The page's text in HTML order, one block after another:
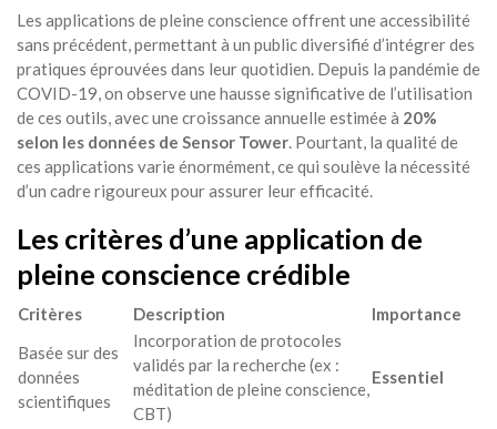
Les applications de pleine conscience offrent une accessibilité
sans précédent, permettant à un public diversifié d’intégrer des
pratiques éprouvées dans leur quotidien. Depuis la pandémie de
COVID-19, on observe une hausse significative de l’utilisation
de ces outils, avec une croissance annuelle estimée à 20%
selon les données de Sensor Tower. Pourtant, la qualité de
ces applications varie énormément, ce qui soulève la nécessité
d’un cadre rigoureux pour assurer leur efficacité.
Les critères d’une application de
pleine conscience crédible
Critères Description
Importance
Basée sur des
données
scientifiques
Incorporation de protocoles
validés par la recherche (ex :
méditation de pleine conscience,
CBT)
Essentiel